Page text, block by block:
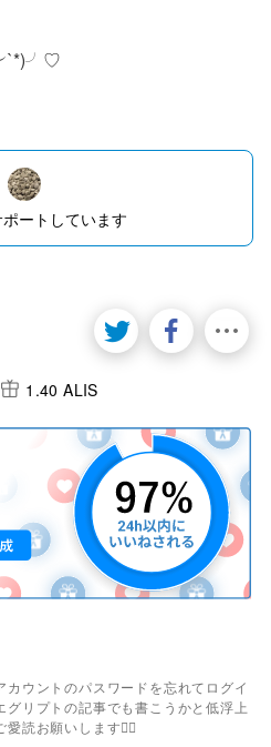
ポートしています
1.40 ALIS
ウントのパスワードを忘れてログイ
リプトの記事でも書こうかと低浮上
読お願いします🙇‍♀️